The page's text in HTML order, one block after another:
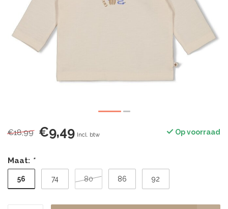
€18,99 €9,49 Incl. btw Op voorraad
Maat: *
56 74 80 86 92